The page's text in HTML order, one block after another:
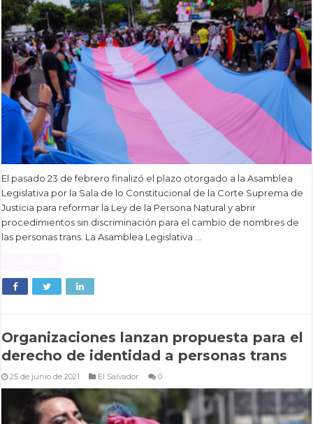
El pasado 23 de febrero finalizó el plazo otorgado a la Asamblea
Legislativa por la Sala de lo Constitucional de la Corte Suprema de
Justicia para reformar la Ley de la Persona Natural y abrir
procedimientos sin discriminación para el cambio de nombres de
las personas trans. La Asamblea Legislativa …
Organizaciones lanzan propuesta para el
derecho de identidad a personas trans
25 de junio de 2021 El Salvador 0